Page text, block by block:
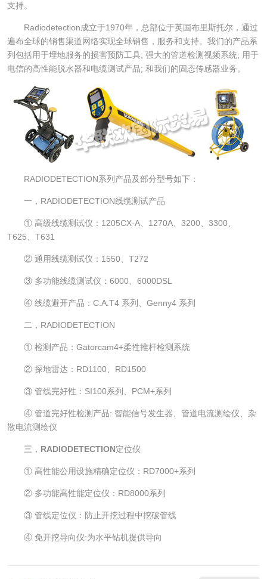
支持。
Radiodetection成立于1970年，总部位于英国布里斯托尔，通过
遍布全球的销售渠道网络实现全球销售，服务和支持。我们的产品系
列包括用于埋地服务的损害预防工具; 强大的管道检测视频系统; 用于
电信的高性能脱水器和电缆测试产品; 和我们的固态传感器业务。
RADIODETECTION系列产品及部分型号如下：
一，RADIODETECTION线缆测试产品
① 高级线缆测试仪：1205CX-A、1270A、3200、3300、
T625、T631
② 通用线缆测试仪：1550、T272
③ 多功能线缆测试仪：6000、6000DSL
④ 线缆避开产品：C.A.T4 系列、Genny4 系列
二，RADIODETECTION
① 检测产品：Gatorcam4+柔性推杆检测系统
② 探地雷达：RD1100、RD1500
③ 管线完好性：SI100系列、PCM+系列
④ 管道完好性检测产品: 智能信号发生器、管道电流测绘仪、杂
散电流测绘仪
三， RADIODETECTION定位仪
① 高性能公用设施精确定位仪：RD7000+系列
② 多功能高性能定位仪：RD8000系列
③ 管线定位仪：防止开挖过程中挖破管线
④ 免开挖导向仪:为水平钻机提供导向